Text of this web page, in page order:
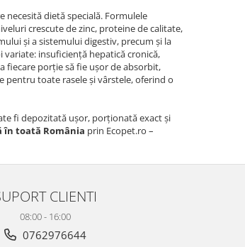
dietă specială. Formulele
crescute de zinc, proteine de calitate,
și a sistemului digestiv, precum și la
insuficiență hepatică cronică,
fiecare porție să fie ușor de absorbit,
pentru toate rasele și vârstele, oferind o
fi depozitată ușor, porționată exact și
în toată România prin Ecopet.ro –
CLIENTI
08:00 - 16:00
0762976644